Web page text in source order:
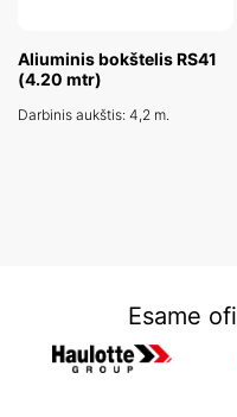
Aliuminis bokštelis RS41
(4.20 mtr)
Darbinis aukštis: 4,2 m.
Esame